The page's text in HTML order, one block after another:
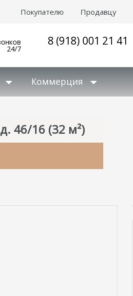
Покупателю Продавцу
24/7
8 (918) 001 21 41
Коммерция
46/16 (32 м²)